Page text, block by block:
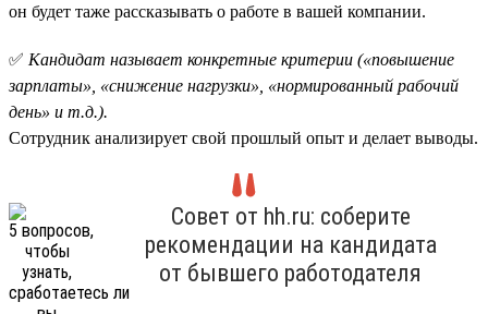
он будет таже рассказывать о работе в вашей компании.
✅ Кандидат называет конкретные критерии («повышение
зарплаты», «снижение нагрузки», «нормированный рабочий
день» и т.д.).
Сотрудник анализирует свой прошлый опыт и делает выводы.
Совет от hh.ru: соберите
рекомендации на кандидата
от бывшего работодателя